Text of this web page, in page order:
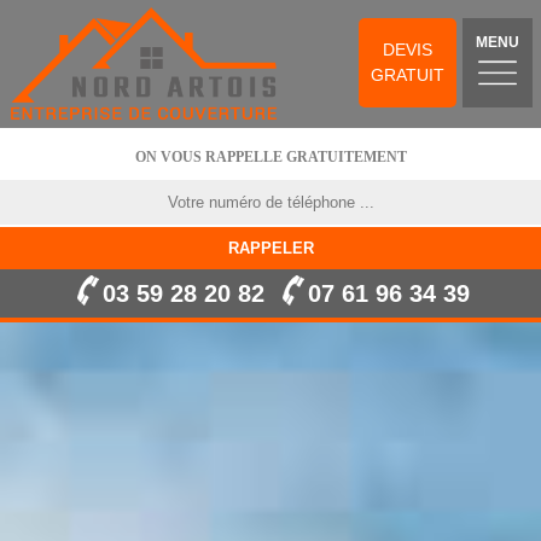
DEVIS
GRATUIT
MENU
ON VOUS RAPPELLE GRATUITEMENT
03 59 28 20 82 07 61 96 34 39